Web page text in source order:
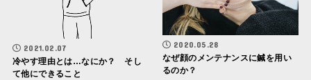
2021.02.07
冷やす理由とは…なにか？ そし
て他にできること
2020.05.28
なぜ顔のメンテナンスに鍼を用い
るのか？